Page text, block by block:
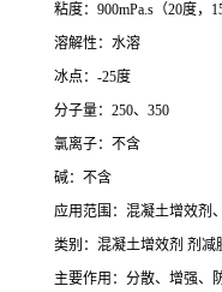
粘度：900mPa.s（20度，
溶解性：水溶
冰点：-25度
分子量：250、350
氯离子：不含
碱：不含
应用范围：混凝土增效剂
类别：混凝土增效剂 剂减
主要作用：分散、增强、